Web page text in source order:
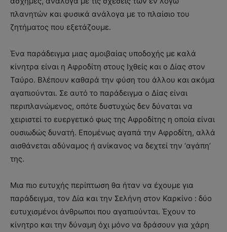
πλανητών και φυσικά ανάλογα με το πλαίσιο του
ζητήματος που εξετάζουμε.
Ένα παράδειγμα μιας αμοιβαίας υποδοχής με καλά
κίνητρα είναι η Αφροδίτη στους Ιχθείς και ο Δίας στον
Ταύρο. Βλέπουν καθαρά την φύση του άλλου και ακόμα
αγαπιούνται. Σε αυτό το παράδειγμα ο Δίας είναι
περιπλανώμενος, οπότε δυστυχώς δεν δύναται να
χειριστεί το ευεργετικό φως της Αφροδίτης η οποία είναι
ουσιωδώς δυνατή. Επομένως αγαπά την Αφροδίτη, αλλά
αισθάνεται αδύναμος ή ανίκανος να δεχτεί την ‘αγάπη’
της.
Μια πιο ευτυχής περίπτωση θα ήταν να έχουμε για
παράδειγμα, τον Δία και την Σελήνη στον Καρκίνο : δύο
ευτυχισμένοι άνθρωποι που αγαπιούνται. Έχουν το
κίνητρο και την δύναμη όχι μόνο να δράσουν για χάρη